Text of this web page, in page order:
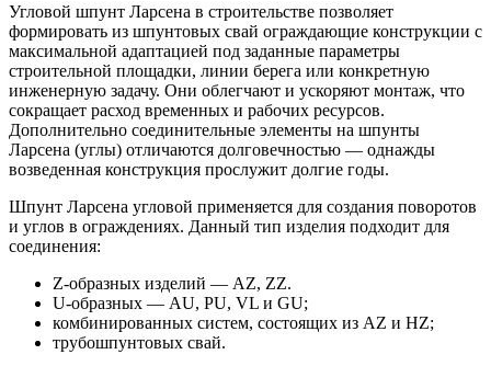
Угловой шпунт Ларсена в строительстве позволяет
формировать из шпунтовых свай ограждающие конструкции с
максимальной адаптацией под заданные параметры
строительной площадки, линии берега или конкретную
инженерную задачу. Они облегчают и ускоряют монтаж, что
сокращает расход временных и рабочих ресурсов.
Дополнительно соединительные элементы на шпунты
Ларсена (углы) отличаются долговечностью — однажды
возведенная конструкция прослужит долгие годы.
Шпунт Ларсена угловой применяется для создания поворотов
и углов в ограждениях. Данный тип изделия подходит для
соединения:
Z-образных изделий — AZ, ZZ.
U-образных — AU, PU, VL и GU;
комбинированных систем, состоящих из AZ и HZ;
трубошпунтовых свай.